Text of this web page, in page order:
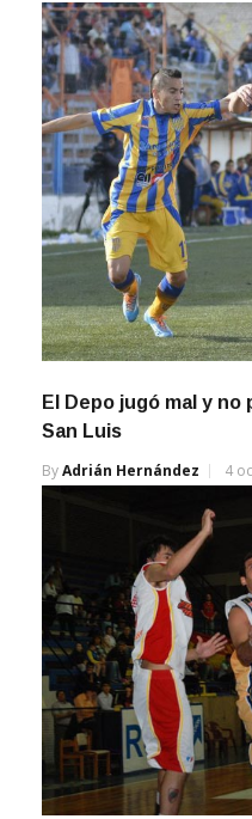
El Depo jugó mal y
San Luis
ByAdrián Hernández 4